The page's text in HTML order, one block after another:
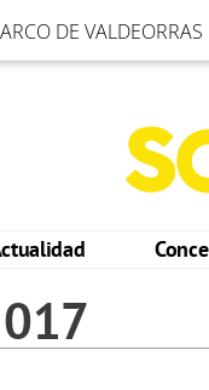
DE VALDEORRAS